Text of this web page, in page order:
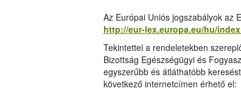
Az Európai Uniós jogszabályok az
http://eur-lex.europa.eu/hu/
Tekintettel a rendeletekben
Bizottság Egészségügyi és
egyszerűbb és átláthatóbb
következő internetcímen érhető el: